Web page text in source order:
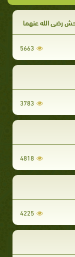
رضي الله عنهما
5663
3783
4818
4225